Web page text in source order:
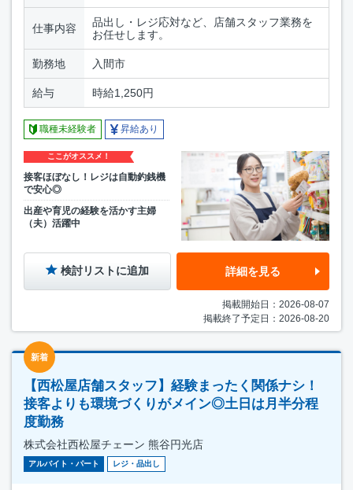
仕事内容
品出し・レジ応対など、店舗スタッフ業務を
お任せします。
勤務地 入間市
給与 時給1,250円
職種未経験者 昇給あり
ここがオススメ！
接客ほぼなし！レジは自動釣銭機
で安心◎
出産や育児の経験を活かす主婦
（夫）活躍中
検討リストに追加 詳細を見る
掲載開始日：2026-08-07
掲載終了予定日：2026-08-20
新着
【西松屋店舗スタッフ】経験まったく関係ナシ！
接客よりも環境づくりがメイン◎土日は月半分程
度勤務
株式会社西松屋チェーン 熊谷円光店
アルバイト・パート レジ・品出し